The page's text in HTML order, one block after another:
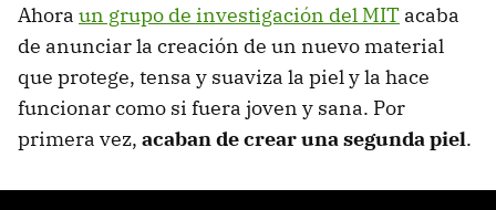
Ahora un grupo de investigación del MIT acaba
de anunciar la creación de un nuevo material
que protege, tensa y suaviza la piel y la hace
funcionar como si fuera joven y sana. Por
primera vez, acaban de crear una segunda piel.